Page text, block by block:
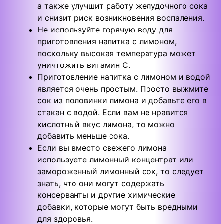
а также улучшит работу желудочного сока
и снизит риск возникновения воспаления.
Не используйте горячую воду для
приготовления напитка с лимоном,
поскольку высокая температура может
уничтожить витамин С.
Приготовление напитка с лимоном и водой
является очень простым. Просто выжмите
сок из половинки лимона и добавьте его в
стакан с водой. Если вам не нравится
кислотный вкус лимона, то можно
добавить меньше сока.
Если вы вместо свежего лимона
используете лимонный концентрат или
замороженный лимонный сок, то следует
знать, что они могут содержать
консерванты и другие химические
добавки, которые могут быть вредными
для здоровья.